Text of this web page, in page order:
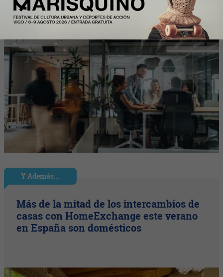
Y Además...
Más de la mitad de los intercambios de
casas con HomeExchange este verano
en España son domésticos